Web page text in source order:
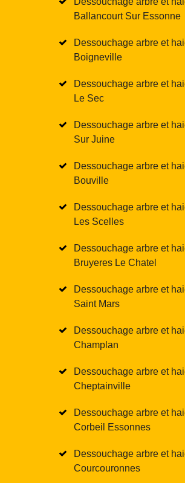
Ballancourt Sur Essonne
Dessouchage arbre et
Boigneville
Dessouchage arbre et
Le Sec
Dessouchage arbre et
Sur Juine
Dessouchage arbre et
Bouville
Dessouchage arbre et
Les Scelles
Dessouchage arbre et
Bruyeres Le Chatel
Dessouchage arbre et
Saint Mars
Dessouchage arbre et
Champlan
Dessouchage arbre et
Cheptainville
Dessouchage arbre et
Corbeil Essonnes
Dessouchage arbre et
Courcouronnes